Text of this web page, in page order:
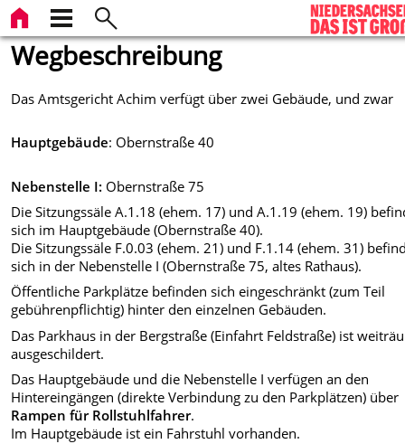
Wegbeschreibung
Das Amtsgericht Achim verfügt über zwei Gebäude, und zwar
Hauptgebäude: Obernstraße 40
Nebenstelle I: Obernstraße 75
Die Sitzungssäle A.1.18 (ehem. 17) und A.1.19 (ehem. 19)
sich im Hauptgebäude (Obernstraße 40).
Die Sitzungssäle F.0.03 (ehem. 21) und F.1.14 (ehem. 31)
sich in der Nebenstelle I (Obernstraße 75, altes Rathaus).
Öffentliche Parkplätze befinden sich eingeschränkt (zum Teil
gebührenpflichtig) hinter den einzelnen Gebäuden.
Das Parkhaus in der Bergstraße (Einfahrt Feldstraße) ist
ausgeschildert.
Das Hauptgebäude und die Nebenstelle I verfügen an den
Hintereingängen (direkte Verbindung zu den Parkplätzen) über
Rampen für Rollstuhlfahrer.
Im Hauptgebäude ist ein Fahrstuhl vorhanden.